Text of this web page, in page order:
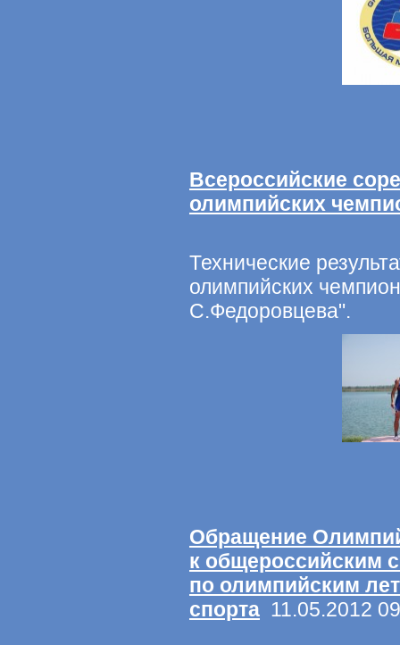
Всероссийские
олимпийских
Технические
олимпийских
С.Федоровцева".
Обращение
к общероссийским
по олимпийским
спорта 11.05.2012